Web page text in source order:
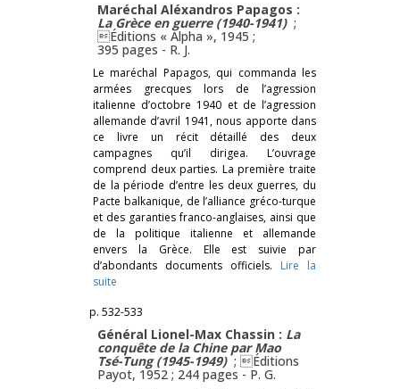
Maréchal Aléxandros Papagos :
La Grèce en guerre (1940-1941) ;
Éditions « Alpha », 1945 ;
395 pages - R. J.
Le maréchal Papagos, qui commanda les
armées grecques lors de l’agression
italienne d’octobre 1940 et de l’agression
allemande d’avril 1941, nous apporte dans
ce livre un récit détaillé des deux
campagnes qu’il dirigea. L’ouvrage
comprend deux parties. La première traite
de la période d’entre les deux guerres, du
Pacte balkanique, de l’alliance gréco-turque
et des garanties franco-anglaises, ainsi que
de la politique italienne et allemande
envers la Grèce. Elle est suivie par
d’abondants documents officiels. Lire la
suite
p. 532-533
Général Lionel-Max Chassin : La
conquête de la Chine par Mao
Tsé-Tung (1945-1949) ; Éditions
Payot, 1952 ; 244 pages - P. G.